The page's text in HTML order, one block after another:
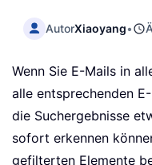
AutorXiaoyang•
Wenn Sie E-Mails in
alle entsprechenden
die Suchergebnisse
sofort erkennen
gefilterten Elemente